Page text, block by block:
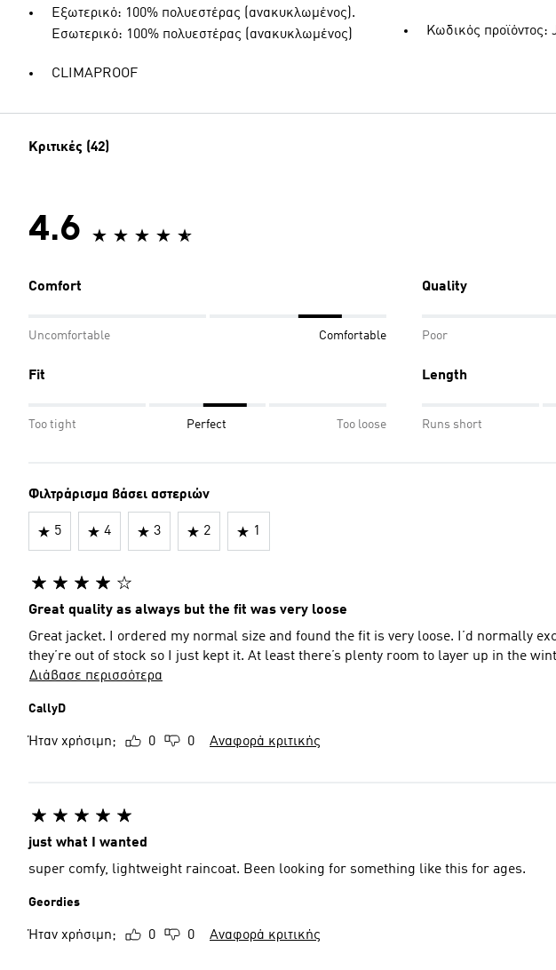
Εξωτερικό: 100% πολυεστέρας (ανακυκλωμένος).
Εσωτερικό: 100% πολυεστέρας (ανακυκλωμένος)
CLIMAPROOF
Κωδικός προϊόντος:
Κριτικές (42)
4.6
Comfort
Uncomfortable Comfortable
Quality
Poor
Fit
Too tight Perfect Too loose
Length
Runs short
Φιλτράρισμα βάσει αστεριών
5 4 3 2 1
Great quality as always but the fit was very loose
Great jacket. I ordered my normal size and found the fit is very loose. I’d normally
they’re out of stock so I just kept it. At least there’s plenty room to layer up in the
Διάβασε περισσότερα
CallyD
Ήταν χρήσιμη; 0 0 Αναφορά κριτικής
just what I wanted
super comfy, lightweight raincoat. Been looking for something like this for ages.
Geordies
Ήταν χρήσιμη; 0 0 Αναφορά κριτικής